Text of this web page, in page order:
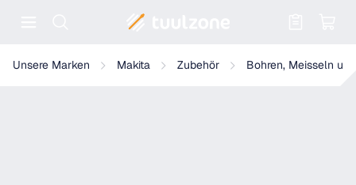
Unsere Marken Makita Zubehör Bohren, Meisseln
Makita Breitmeißel, Breite 115mm - Länge 400mm - 30mm 6-kant